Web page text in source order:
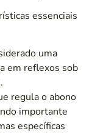
essenciais
uma
em reflexos sob
regula o abono
importante
específicas